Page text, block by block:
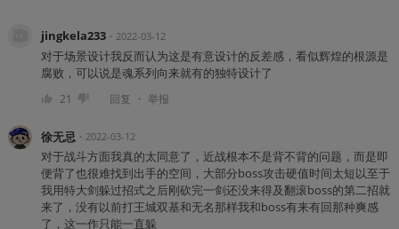
jingkela233・ 2022-03-12
对于场景设计我反而认为这是有意设计的反差感，看似辉煌的根源是
腐败，可以说是魂系列向来就有的独特设计了
21 回复 ・ 举报
徐无忌 ・ 2022-03-12
对于战斗方面我真的太同意了，近战根本不是背不背的问题，而是即
便背了也很难找到出手的空间，大部分boss攻击硬值时间太短以至于
我用特大剑躲过招式之后刚砍完一剑还没来得及翻滚boss的第二招就
来了，没有以前打王城双基和无名那样我和boss有来有回那种爽感
了，这一作只能一直躲